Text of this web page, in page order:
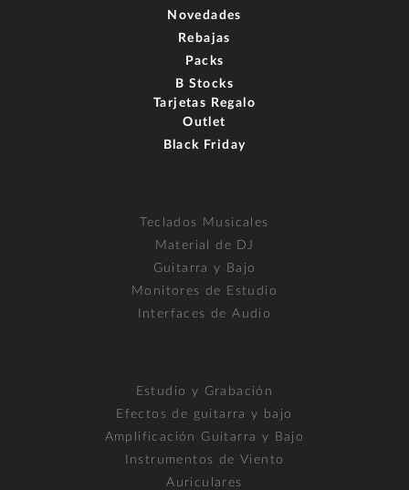
Novedades
Rebajas
Packs
B Stocks
Tarjetas Regalo
Outlet
Black Friday
Teclados Musicales
Material de DJ
Guitarra y Bajo
Monitores de Estudio
Interfaces de Audio
Estudio y Grabación
Efectos de guitarra y bajo
Amplificación Guitarra y Bajo
Instrumentos de Viento
Auriculares